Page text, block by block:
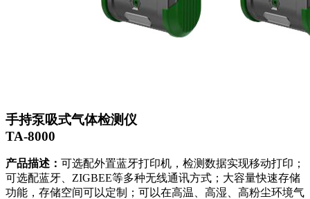
手持泵吸式气体检测仪
TA-8000
产品描述： 可选配外置蓝牙打印机，检测数据实现移动打印；
可选配蓝牙、ZIGBEE等多种无线通讯方式；大容量快速存储
功能，存储空间可以定制；可以在高温、高湿、高粉尘环境气